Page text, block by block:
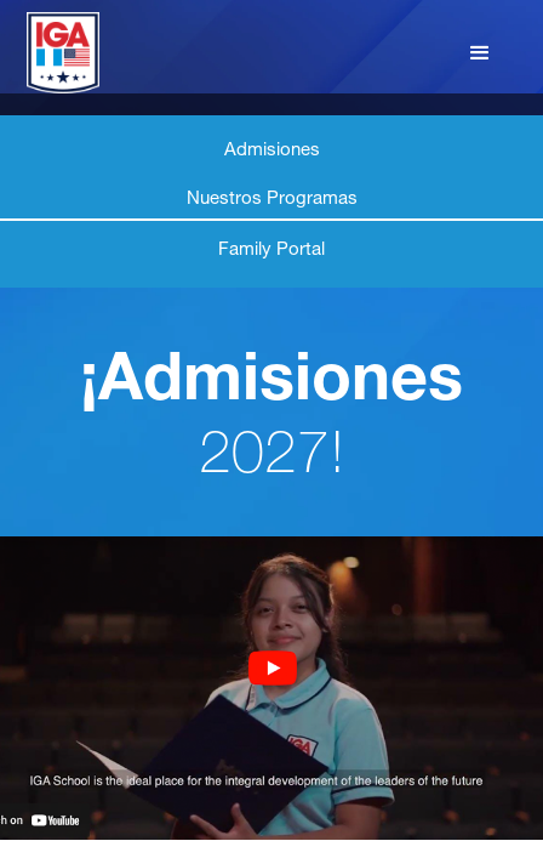
Admisiones
Nuestros Programas
Family Portal
¡Admisiones
2027!